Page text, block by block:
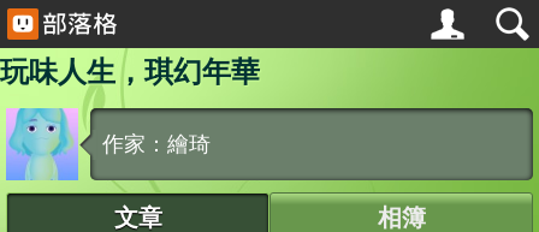
玩味人生，琪幻年華
作家：繪琦
文章 相簿